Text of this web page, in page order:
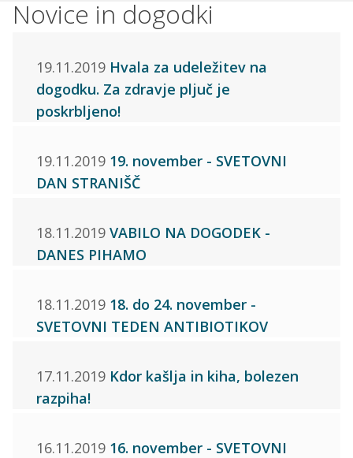
Novice in dogodki
19.11.2019 Hvala za udeležitev na
dogodku. Za zdravje pljuč je
poskrbljeno!
19.11.2019 19. november - SVETOVNI
DAN STRANIŠČ
18.11.2019 VABILO NA DOGODEK -
DANES PIHAMO
18.11.2019 18. do 24. november -
SVETOVNI TEDEN ANTIBIOTIKOV
17.11.2019 Kdor kašlja in kiha, bolezen
razpiha!
16.11.2019 16. november - SVETOVNI